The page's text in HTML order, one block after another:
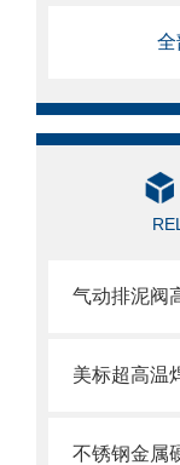
全
美标超高温
不锈钢金属